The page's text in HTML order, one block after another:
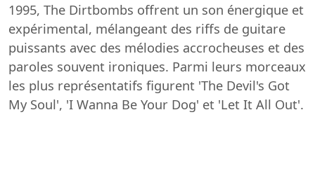
1995, The Dirtbombs offrent un son énergique et
expérimental, mélangeant des riffs de guitare
puissants avec des mélodies accrocheuses et des
paroles souvent ironiques. Parmi leurs morceaux
les plus représentatifs figurent 'The Devil's Got
My Soul', 'I Wanna Be Your Dog' et 'Let It All Out'.